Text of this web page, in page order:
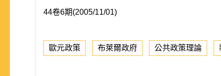
44卷6期(2005/11/01)
歐元政策 布萊爾政府 公共政策理論